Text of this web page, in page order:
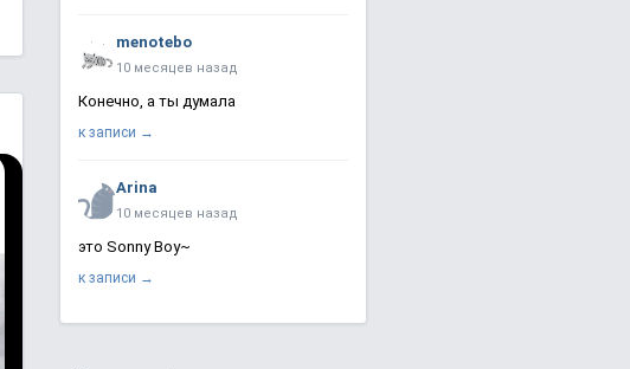
menotebo
10 месяцев назад
Конечно, а ты думала
к записи →
Arina
10 месяцев назад
это Sonny Boy~
к записи →